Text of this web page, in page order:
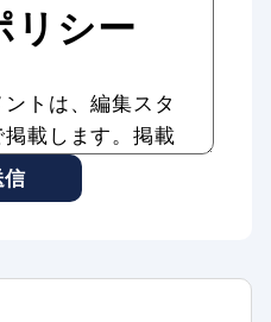
リシー
トは、編集スタ
載します。掲載
Reportの記
利用する場合が
り、全部、また